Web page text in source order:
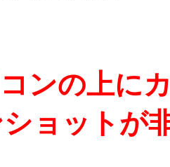
ンの上に
ョットが